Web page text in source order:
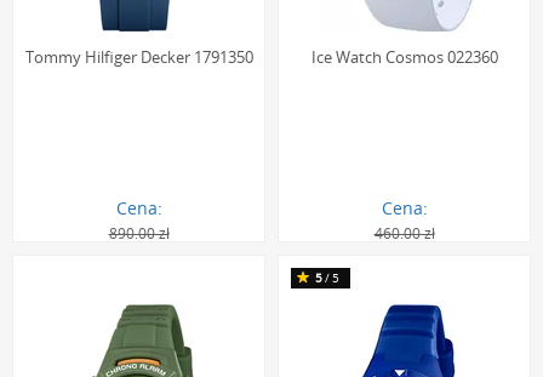
Tommy Hilfiger Decker 1791350
Cena:
890.00 zł
Ice Watch Cosmos 022360
Cena:
460.00 zł
5/5